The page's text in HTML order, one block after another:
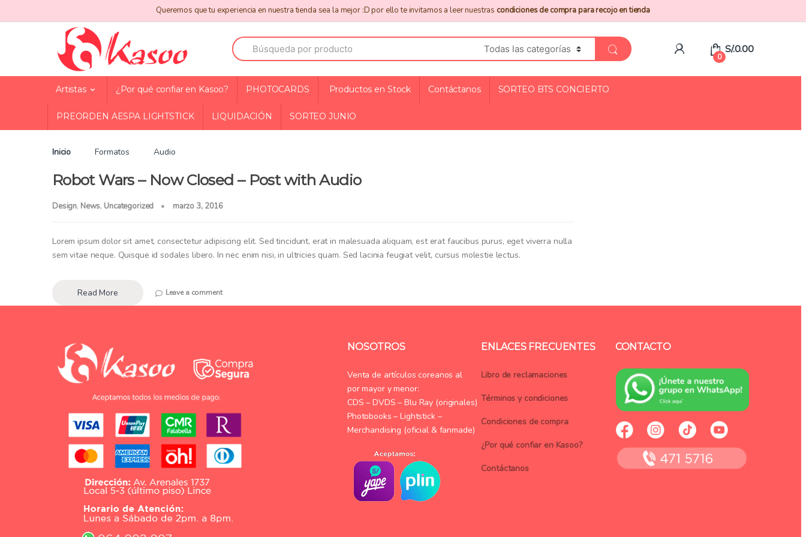
to
to
Queremos que tu experiencia en nuestra tienda sea la mejor :D por ello te invitamos a leer nuestras condiciones de compra para recojo en tienda
Search
for:
0
S/.0.00
Artistas ¿Por qué confiar en Kasoo? PHOTOCARDS Productos en Stock Contáctanos SORTEO BTS CONCIERTO
PREORDEN AESPA LIGHTSTICK LIQUIDACIÓN SORTEO JUNIO
Inicio Formatos Audio
Robot Wars – Now Closed – Post with Audio
Design, News, Uncategorized marzo 3, 2016
Lorem ipsum dolor sit amet, consectetur adipiscing elit. Sed tincidunt, erat in malesuada aliquam, est erat faucibus purus, eget viverra nulla
sem vitae neque. Quisque id sodales libero. In nec enim nisi, in ultricies quam. Sed lacinia feugiat velit, cursus molestie lectus.
Read More Leave a comment
NOSOTROS
Venta de artículos coreanos al
por mayor y menor:
CDS – DVDS – Blu Ray (originales)
Photobooks – Lightstick –
Merchandising (oficial & fanmade)
ENLACES FRECUENTES
Libro de reclamaciones
Términos y condiciones
Condiciones de compra
¿Por qué confiar en Kasoo?
Contáctanos
CONTACTO